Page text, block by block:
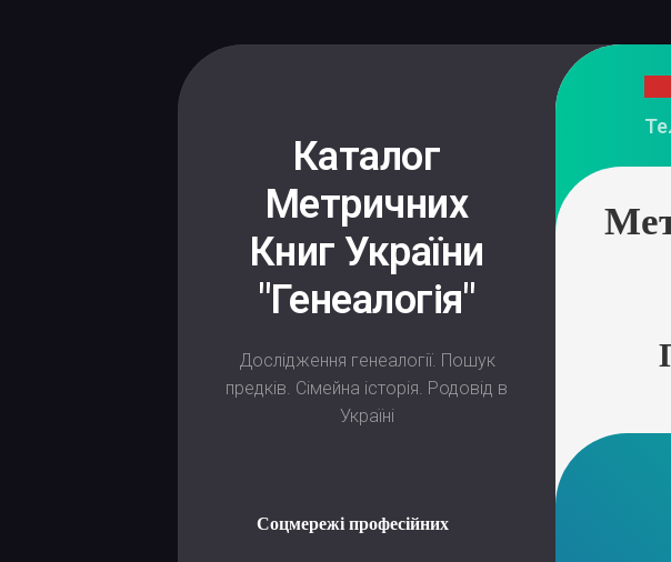
Каталог
Метричних
Книг України
"Генеалогія"
Дослідження генеалогії. Пошук
предків. Сімейна історія. Родовід в
Україні
Соцмережі професійних